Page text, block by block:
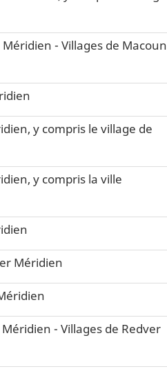
- Villages de Macoun
y compris le village de
y compris la ville
Méridien
- Villages de Redver